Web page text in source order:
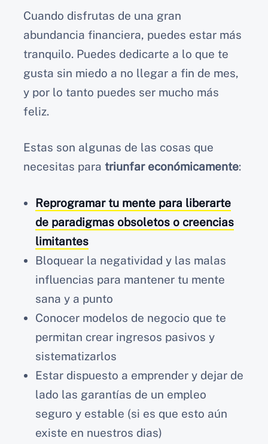
Cuando disfrutas de una gran
abundancia financiera, puedes estar más
tranquilo. Puedes dedicarte a lo que te
gusta sin miedo a no llegar a fin de mes,
y por lo tanto puedes ser mucho más
feliz.
Estas son algunas de las cosas que
necesitas para triunfar económicamente:
Reprogramar tu mente para liberarte
de paradigmas obsoletos o creencias
limitantes
Bloquear la negatividad y las malas
influencias para mantener tu mente
sana y a punto
Conocer modelos de negocio que te
permitan crear ingresos pasivos y
sistematizarlos
Estar dispuesto a emprender y dejar de
lado las garantías de un empleo
seguro y estable (si es que esto aún
existe en nuestros dias)